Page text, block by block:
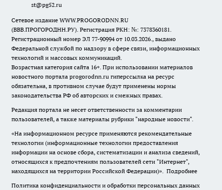
st@pg52.ru
Сетевое издание WWW.PROGORODNN.RU
(ВВВ.ПРОГОРОДНН.РУ). Регистрация РКН: №: 7378360181.
Регистрационный номер ЭЛ 77-90994 от 10.03.2026., выдано
Федеральной службой по надзору в сфере связи, информационных
технологий и массовых коммуникаций.
Возрастная категория сайта 16+. При использовании материалов
новостного портала progorodnn.ru гиперссылка на ресурс
обязательна, в противном случае будут применены нормы
законодательства РФ об авторских и смежных правах.
Редакция портала не несет ответственности за комментарии
пользователей, а также материалы рубрики "народные новости".
«На информационном ресурсе применяются рекомендательные
технологии (информационные технологии предоставления
информации на основе сбора, систематизации и анализа сведений,
относящихся к предпочтениям пользователей сети "Интернет",
находящихся на территории Российской Федерации)». Подробнее
Политика конфиденциальности и обработки персональных данных